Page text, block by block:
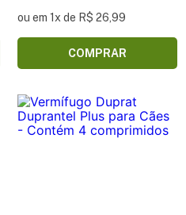
ou em 1x de R$ 26,99
COMPRAR